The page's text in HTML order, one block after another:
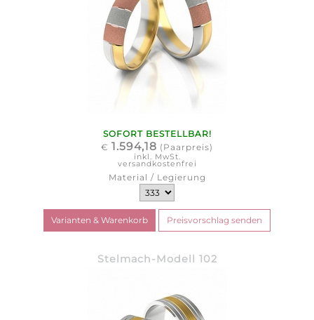
SOFORT BESTELLBAR!
€ 1.594,18 (Paarpreis)
inkl. MwSt.
versandkostenfrei
Material / Legierung
Stelmach-Modell 102